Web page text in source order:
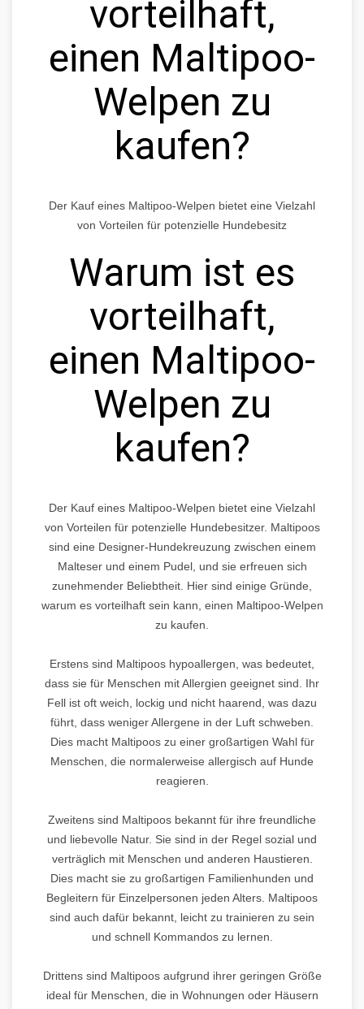
vorteilhaft,
einen Maltipoo-
Welpen zu
kaufen?
Der Kauf eines Maltipoo-Welpen bietet eine Vielzahl
von Vorteilen für potenzielle Hundebesitz
Warum ist es
vorteilhaft,
einen Maltipoo-
Welpen zu
kaufen?
Der Kauf eines Maltipoo-Welpen bietet eine Vielzahl
von Vorteilen für potenzielle Hundebesitzer. Maltipoos
sind eine Designer-Hundekreuzung zwischen einem
Malteser und einem Pudel, und sie erfreuen sich
zunehmender Beliebtheit. Hier sind einige Gründe,
warum es vorteilhaft sein kann, einen Maltipoo-Welpen
zu kaufen.
Erstens sind Maltipoos hypoallergen, was bedeutet,
dass sie für Menschen mit Allergien geeignet sind. Ihr
Fell ist oft weich, lockig und nicht haarend, was dazu
führt, dass weniger Allergene in der Luft schweben.
Dies macht Maltipoos zu einer großartigen Wahl für
Menschen, die normalerweise allergisch auf Hunde
reagieren.
Zweitens sind Maltipoos bekannt für ihre freundliche
und liebevolle Natur. Sie sind in der Regel sozial und
verträglich mit Menschen und anderen Haustieren.
Dies macht sie zu großartigen Familienhunden und
Begleitern für Einzelpersonen jeden Alters. Maltipoos
sind auch dafür bekannt, leicht zu trainieren zu sein
und schnell Kommandos zu lernen.
Drittens sind Maltipoos aufgrund ihrer geringen Größe
ideal für Menschen, die in Wohnungen oder Häusern